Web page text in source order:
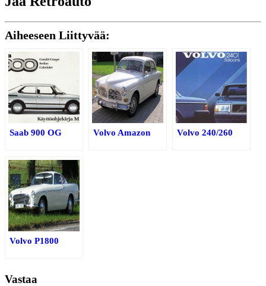
Aiheeseen Liittyvää:
Saab 900 OG Volvo Amazon Volvo 240/260
Volvo P1800
Vastaa